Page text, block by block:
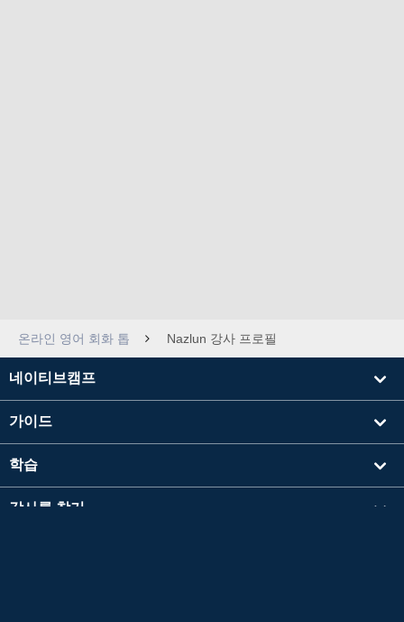
온라인 영어 회화 톱 Nazlun 강사 프로필
네이티브캠프
가이드
학습
강사를 찾기